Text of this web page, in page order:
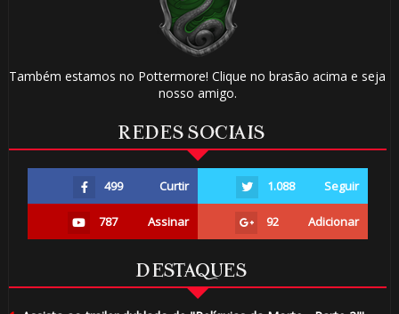
Também estamos no Pottermore! Clique no brasão acima e seja
nosso amigo.
REDES SOCIAIS
499 Curtir 1.088 Seguir
787 Assinar 92 Adicionar
DESTAQUES